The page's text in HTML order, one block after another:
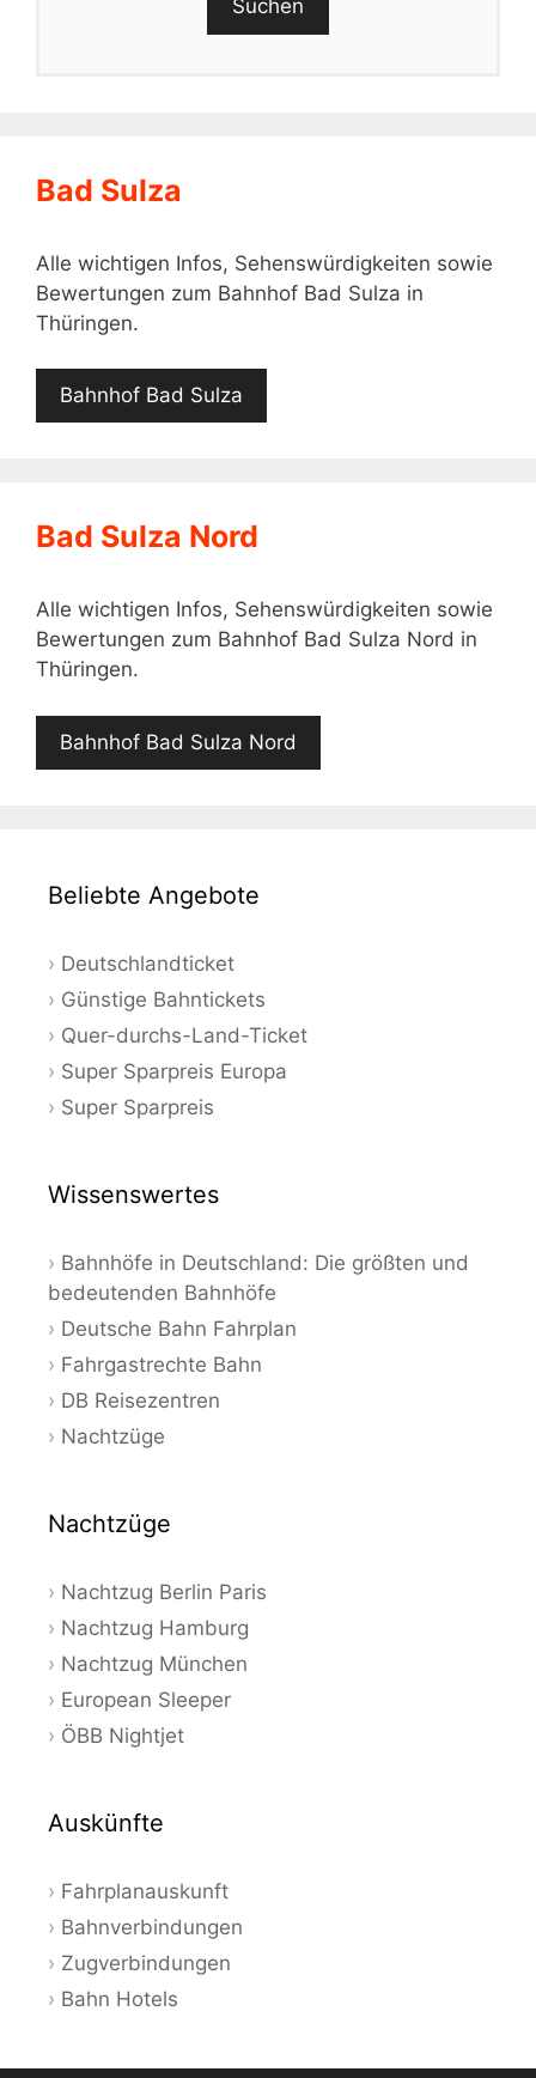
Suchen
Bad Sulza
Alle wichtigen Infos, Sehenswürdigkeiten sowie
Bewertungen zum Bahnhof Bad Sulza in
Thüringen.
Bahnhof Bad Sulza
Bad Sulza Nord
Alle wichtigen Infos, Sehenswürdigkeiten sowie
Bewertungen zum Bahnhof Bad Sulza Nord in
Thüringen.
Bahnhof Bad Sulza Nord
Beliebte Angebote
Deutschlandticket
Günstige Bahntickets
Quer-durchs-Land-Ticket
Super Sparpreis Europa
Super Sparpreis
Wissenswertes
Bahnhöfe in Deutschland: Die größten und
bedeutenden Bahnhöfe
Deutsche Bahn Fahrplan
Fahrgastrechte Bahn
DB Reisezentren
Nachtzüge
Nachtzüge
Nachtzug Berlin Paris
Nachtzug Hamburg
Nachtzug München
European Sleeper
ÖBB Nightjet
Auskünfte
Fahrplanauskunft
Bahnverbindungen
Zugverbindungen
Bahn Hotels